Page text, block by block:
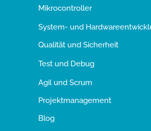
Mikrocontroller
System- und
Qualität und Sicherheit
Test und Debug
Agil und Scrum
Projektmanagement
Blog